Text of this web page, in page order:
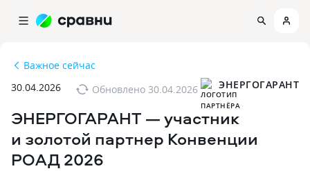
Важное сейчас
30.04.2026
Обновлено 30.04.2026 ЭНЕРГОГАРАНТ
ЭНЕРГОГАРАНТ — участник
и золотой партнер Конвенции
РОАД 2026